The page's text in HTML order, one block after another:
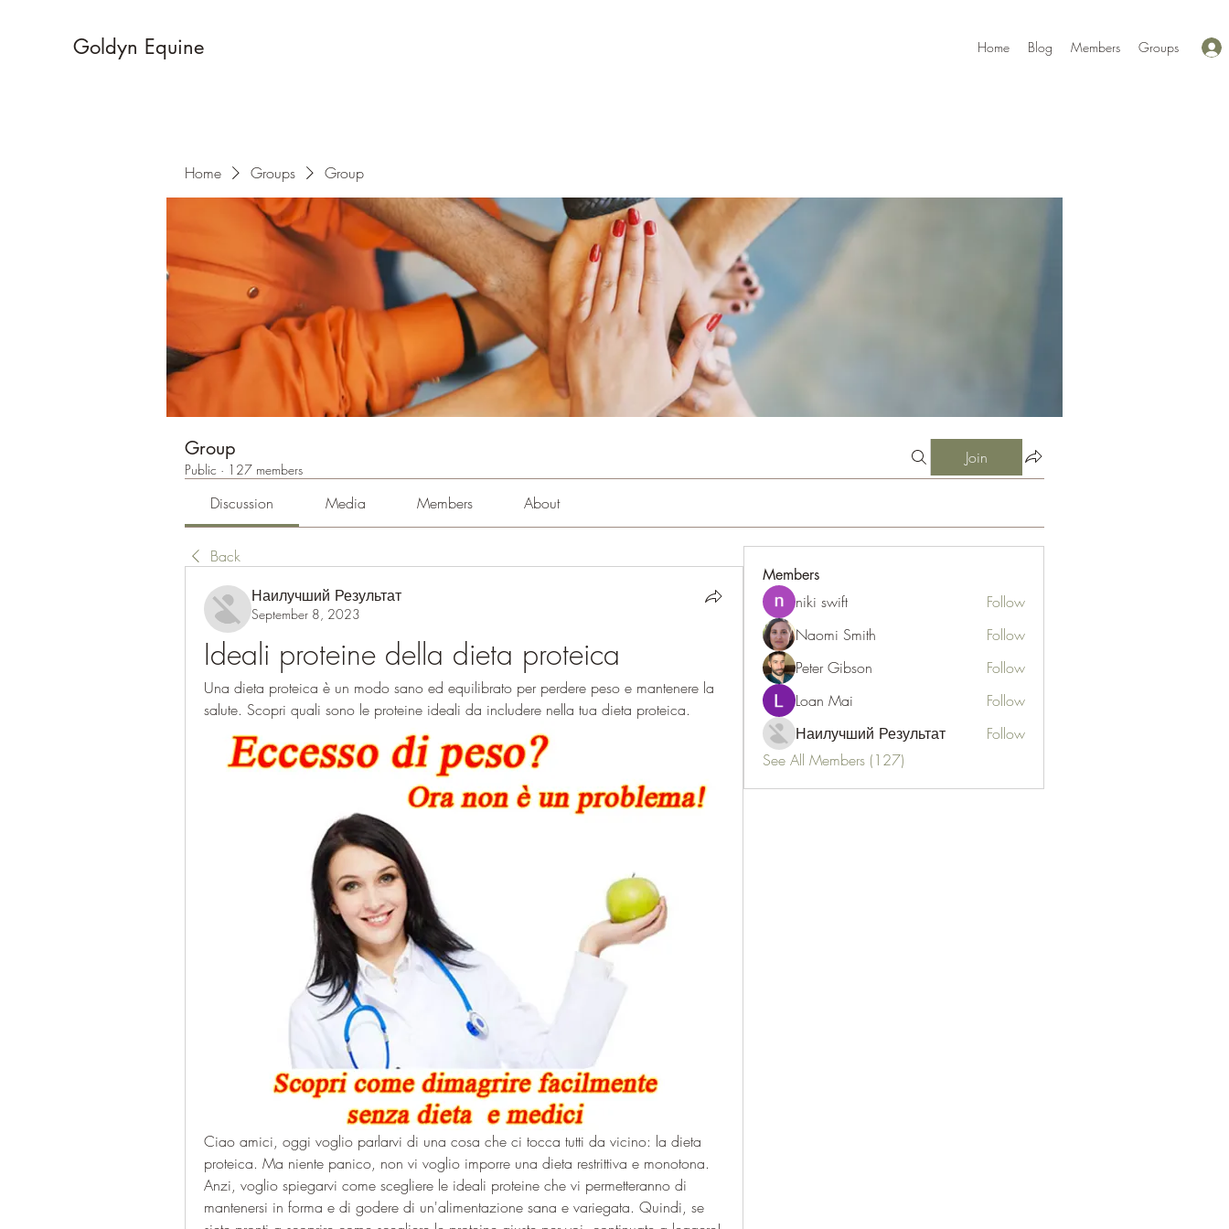
Goldyn Equine Home Blog Members Groups
Home Groups Group
Group
Public · 127 members
Join
Discussion Media Members About
Back
Наилучший Результат
September 8, 2023
Ideali proteine ​​della dieta proteica
Una dieta proteica è un modo sano ed equilibrato per perdere peso e mantenere la
salute. Scopri quali sono le proteine ​​ideali da includere nella tua dieta proteica.
Ciao amici, oggi voglio parlarvi di una cosa che ci tocca tutti da vicino: la dieta
proteica. Ma niente panico, non vi voglio imporre una dieta restrittiva e monotona.
Anzi, voglio spiegarvi come scegliere le ideali proteine che vi permetteranno di
mantenersi in forma e di godere di un'alimentazione sana e variegata. Quindi, se
Members
niki swift
Follow
Naomi Smith
Follow
Peter Gibson
Follow
Loan Mai
Follow
Наилучший Результат
Follow
See All Members (127)